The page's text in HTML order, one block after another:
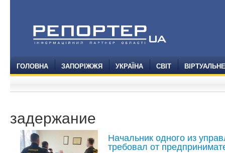
ГОЛОВНА ЗАПОРІЖЖЯ УКРАЇНА СВІТ
задержание
Начальник одного из
требовал от